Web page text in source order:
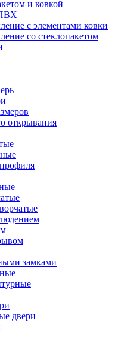
и ковкой
с элементами ковки
со стеклопакетом
открывания
замками
двери